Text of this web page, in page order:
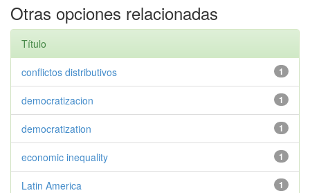
Otras opciones relacionadas
Título
1
conflictos distributivos
1
democratizacion
1
democratization
1
economic inequality
1
Latin America